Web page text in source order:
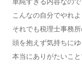
こんなの自分でやれ
それでも税理士事務
頭を抱えず気持ちにゆ
本当にありがたいこと